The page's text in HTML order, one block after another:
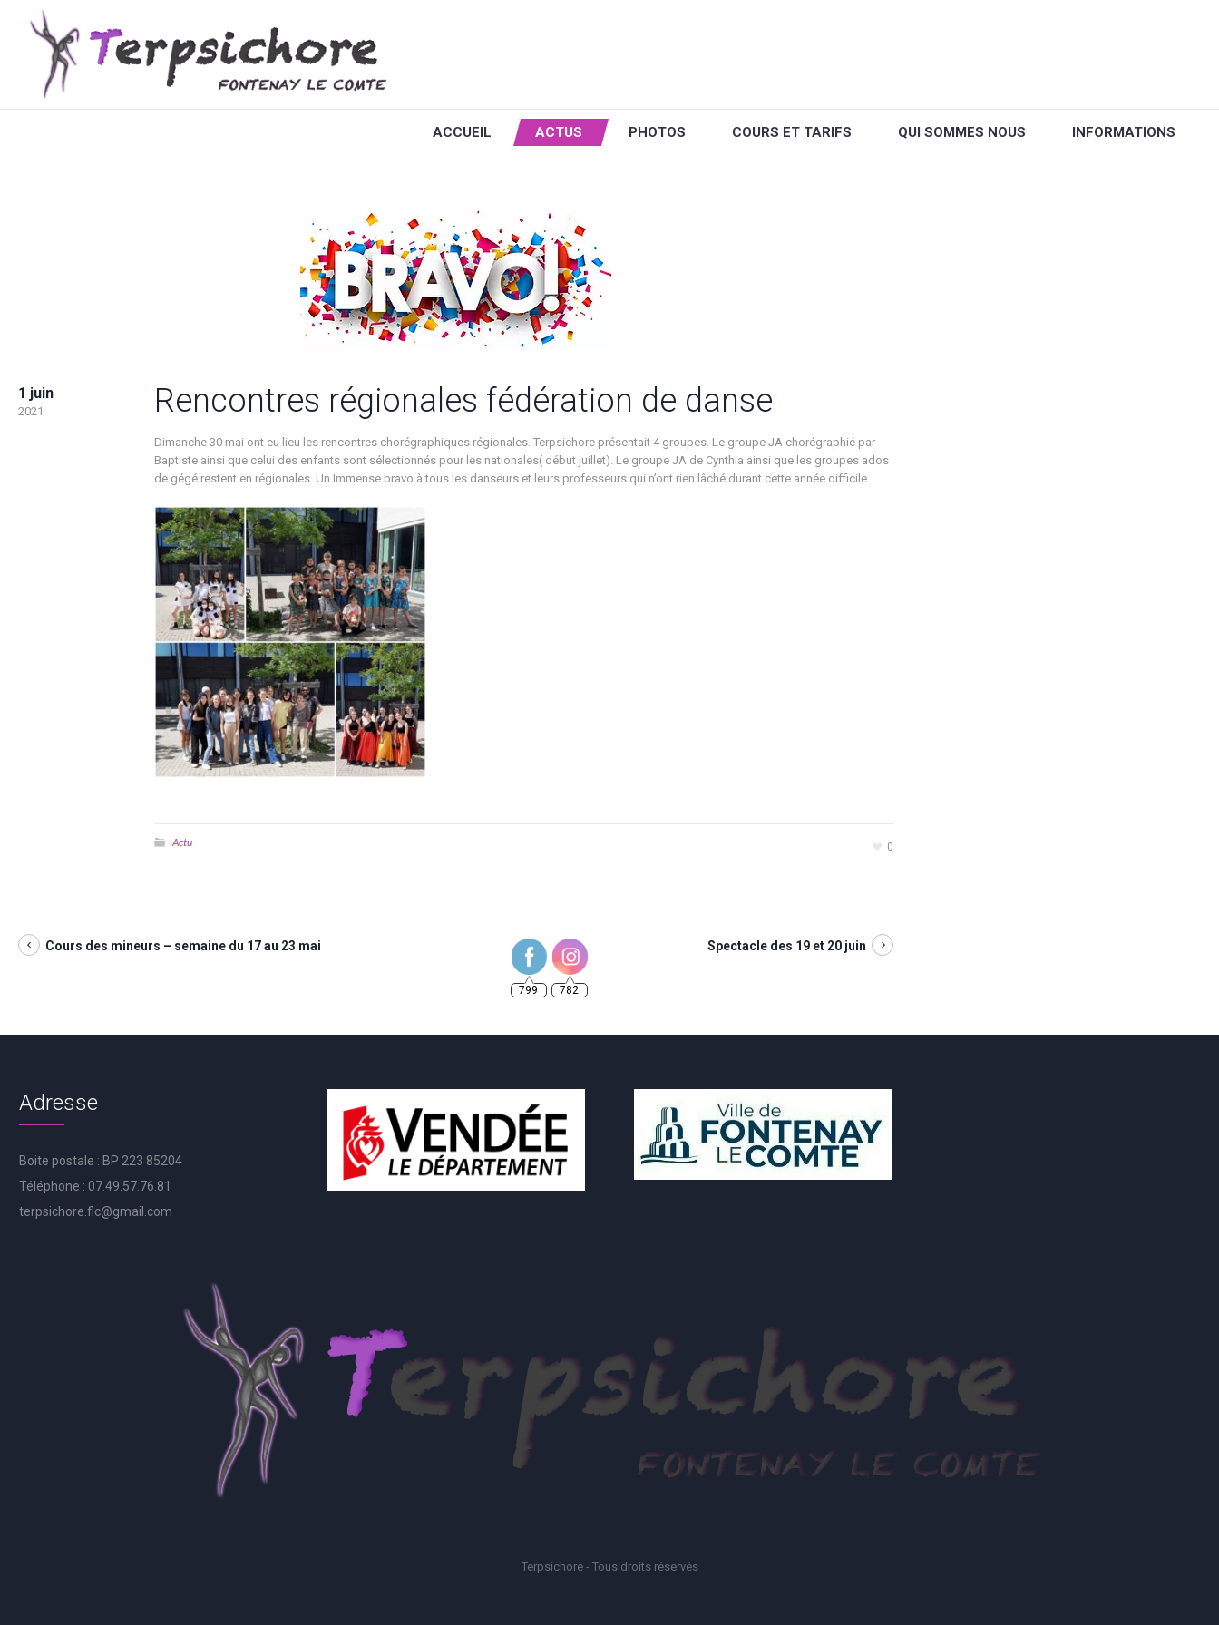
ACCUEIL ACTUS PHOTOS COURS ET TARIFS QUI SOMMES NOUS INFORMATIONS
1 juin
2021 Rencontres régionales fédération de danse
Dimanche 30 mai ont eu lieu les rencontres chorégraphiques régionales. Terpsichore présentait 4 groupes. Le groupe JA chorégraphié par
Baptiste ainsi que celui des enfants sont sélectionnés pour les nationales( début juillet). Le groupe JA de Cynthia ainsi que les groupes ados
de gégé restent en régionales. Un Immense bravo à tous les danseurs et leurs professeurs qui n’ont rien lâché durant cette année difficile.
0
Actu
Cours des mineurs – semaine du 17 au 23 mai Spectacle des 19 et 20 juin
Adresse
Boite postale : BP 223 85204
Téléphone : 07.49.57.76.81
terpsichore.flc@gmail.com
Terpsichore - Tous droits réservés
799 782